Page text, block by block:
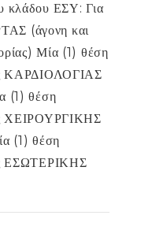
κλάδου ΕΣΥ: Για
(άγονη και
Μία (1) θέση
ΚΑΡΔΙΟΛΟΓΙΑΣ
(1) θέση
ΧΕΙΡΟΥΡΓΙΚΗΣ
(1) θέση
ΕΣΩΤΕΡΙΚΗΣ